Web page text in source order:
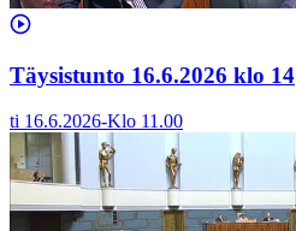
Täysistunto 16.6.2026 klo 14
ti 16.6.2026-Klo 11.00